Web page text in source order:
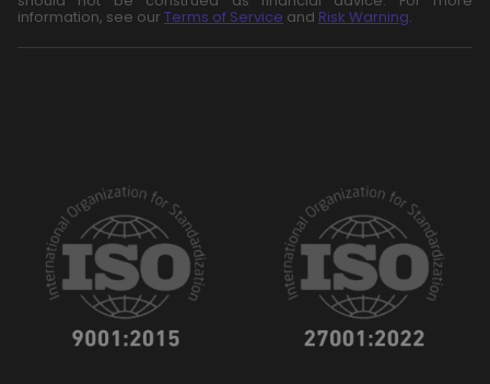
information, see our Terms of Service and Risk Warning.